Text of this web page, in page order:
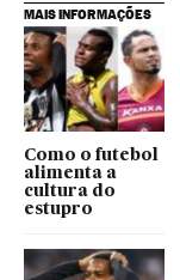
MAIS INFORMAÇÕES
Como o futebol
alimenta a
cultura do
estupro